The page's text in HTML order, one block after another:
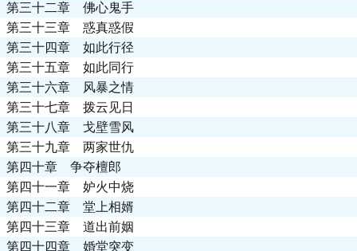
第三十二章 佛心鬼手
第三十三章 惑真惑假
第三十四章 如此行径
第三十五章 如此同行
第三十六章 风暴之情
第三十七章 拨云见日
第三十八章 戈壁雪风
第三十九章 两家世仇
第四十章 争夺檀郎
第四十一章 妒火中烧
第四十二章 堂上相婿
第四十三章 道出前姻
第四十四章 婚堂突变